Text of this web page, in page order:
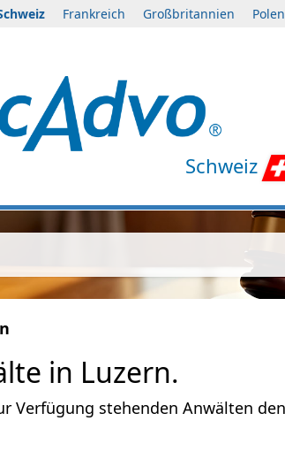
Frankreich Großbritannien Polen
Schweiz
in Luzern.
Verfügung stehenden Anwälten